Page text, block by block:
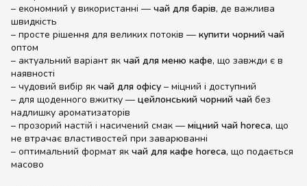
– економний у використанні — чай для барів, де важлива
швидкість
– просте рішення для великих потоків — купити чорний чай
оптом
– актуальний варіант як чай для меню кафе, що завжди є в
наявності
– чудовий вибір як чай для офісу – міцний і доступний
– для щоденного вжитку — цейлонський чорний чай без
надлишку ароматизаторів
– прозорий настій і насичений смак — міцний чай horeca, що
не втрачає властивостей при заварюванні
– оптимальний формат як чай для кафе horeca, що подається
масово